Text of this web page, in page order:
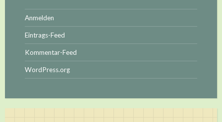
Anmelden
Eintrags-Feed
Kommentar-Feed
WordPress.org